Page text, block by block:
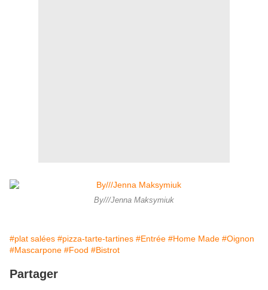
By///Jenna Maksymiuk
#plat salées #pizza-tarte-tartines #Entrée #Home Made #Oignon
#Mascarpone #Food #Bistrot
Partager